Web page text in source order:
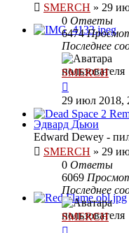
SMERCH » 29
0 Ответы
6474
Последнее
SMERCH
29 июл 2018,
Эдвард Дьюи
Edward Dewey -
SMERCH » 29
0 Ответы
6069
Последнее
SMERCH